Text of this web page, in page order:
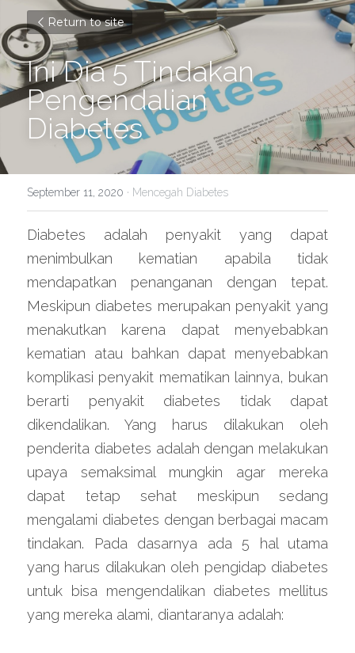
Return to site
Ini Dia 5 Tindakan
Pengendalian
Diabetes
September 11, 2020 · Mencegah Diabetes
Diabetes adalah penyakit yang dapat
menimbulkan kematian apabila tidak
mendapatkan penanganan dengan tepat.
Meskipun diabetes merupakan penyakit yang
menakutkan karena dapat menyebabkan
kematian atau bahkan dapat menyebabkan
komplikasi penyakit mematikan lainnya, bukan
berarti penyakit diabetes tidak dapat
dikendalikan. Yang harus dilakukan oleh
penderita diabetes adalah dengan melakukan
upaya semaksimal mungkin agar mereka
dapat tetap sehat meskipun sedang
mengalami diabetes dengan berbagai macam
tindakan. Pada dasarnya ada 5 hal utama
yang harus dilakukan oleh pengidap diabetes
untuk bisa mengendalikan diabetes mellitus
yang mereka alami, diantaranya adalah: